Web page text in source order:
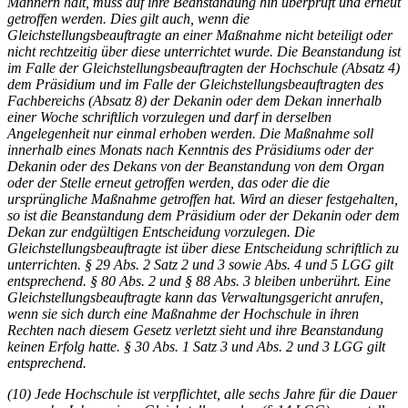
getroffen werden. Dies gilt auch, wenn die
Gleichstellungsbeauftragte an einer Maßnahme nicht beteiligt oder
nicht rechtzeitig über diese unterrichtet wurde. Die Beanstandung ist
im Falle der Gleichstellungsbeauftragten der Hochschule (Absatz 4)
dem Präsidium und im Falle der Gleichstellungsbeauftragten des
Fachbereichs (Absatz 8) der Dekanin oder dem Dekan innerhalb
einer Woche schriftlich vorzulegen und darf in derselben
Angelegenheit nur einmal erhoben werden. Die Maßnahme soll
innerhalb eines Monats nach Kenntnis des Präsidiums oder der
Dekanin oder des Dekans von der Beanstandung von dem Organ
oder der Stelle erneut getroffen werden, das oder die die
ursprüngliche Maßnahme getroffen hat. Wird an dieser festgehalten,
so ist die Beanstandung dem Präsidium oder der Dekanin oder dem
Dekan zur endgültigen Entscheidung vorzulegen. Die
Gleichstellungsbeauftragte ist über diese Entscheidung schriftlich zu
unterrichten. § 29 Abs. 2 Satz 2 und 3 sowie Abs. 4 und 5 LGG gilt
entsprechend. § 80 Abs. 2 und § 88 Abs. 3 bleiben unberührt. Eine
Gleichstellungsbeauftragte kann das Verwaltungsgericht anrufen,
wenn sie sich durch eine Maßnahme der Hochschule in ihren
Rechten nach diesem Gesetz verletzt sieht und ihre Beanstandung
keinen Erfolg hatte. § 30 Abs. 1 Satz 3 und Abs. 2 und 3 LGG gilt
entsprechend.
(10) Jede Hochschule ist verpflichtet, alle sechs Jahre für die Dauer